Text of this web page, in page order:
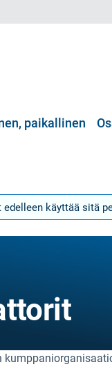
paikallinen
käyttää sitä